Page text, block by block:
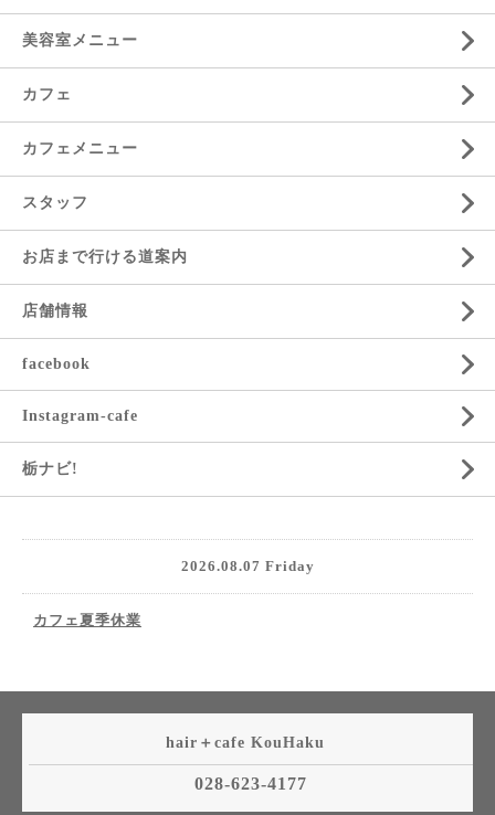
美容室メニュー
カフェ
カフェメニュー
スタッフ
お店まで行ける道案内
店舗情報
facebook
Instagram-cafe
栃ナビ!
2026.08.07 Friday
カフェ夏季休業
hair＋cafe KouHaku
028-623-4177